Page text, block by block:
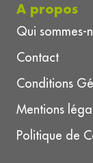
A propos
Qui sommes-
Contact
Conditions
Mentions
Politique de